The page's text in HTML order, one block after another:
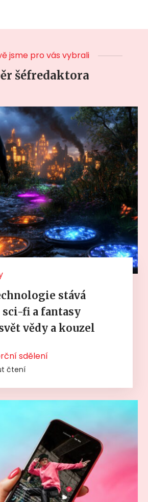
jsme pro vás vybrali
šéfredaktora
stává
sci-fi a fantasy
vědy a kouzel
sdělení
čtení